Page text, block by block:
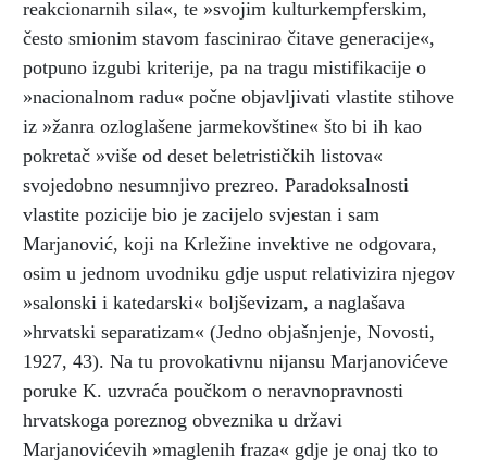
reakcionarnih sila«, te »svojim kulturkempferskim,
često smionim stavom fascinirao čitave generacije«,
potpuno izgubi kriterije, pa na tragu mistifikacije o
»nacionalnom radu« počne objavljivati vlastite stihove
iz »žanra ozloglašene jarmekovštine« što bi ih kao
pokretač »više od deset beletrističkih listova«
svojedobno nesumnjivo prezreo. Paradoksalnosti
vlastite pozicije bio je zacijelo svjestan i sam
Marjanović, koji na Krležine invektive ne odgovara,
osim u jednom uvodniku gdje usput relativizira njegov
»salonski i katedarski« boljševizam, a naglašava
»hrvatski separatizam« (Jedno objašnjenje, Novosti,
1927, 43). Na tu provokativnu nijansu Marjanovićeve
poruke K. uzvraća poučkom o neravnopravnosti
hrvatskoga poreznog obveznika u državi
Marjanovićevih »maglenih fraza« gdje je onaj tko to